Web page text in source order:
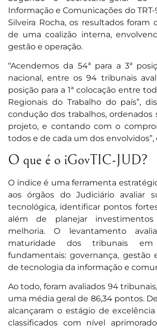
Informação e Comunicações do TRT-
Silveira Rocha, os resultados foram
de uma coalizão interna,
gestão e operação.
“Acendemos da 54ª para a 3ª
nacional, entre os 94 tribunais
posição para a 1ª colocação entre
Regionais do Trabalho do país”,
condução dos trabalhos, ordenados
projeto, e contando com o
todos e de cada um dos
O que é o iGovTIC-JUD?
O índice é uma ferramenta
aos órgãos do Judiciário avaliar
tecnológica, identificar pontos
além de planejar
melhoria. O levantamento
maturidade dos tribunais
fundamentais: governança, gestão
de tecnologia da informação e
Ao todo, foram avaliados 94
uma média geral de 86,34 pontos.
alcançaram o estágio de excelência
classificados com nível